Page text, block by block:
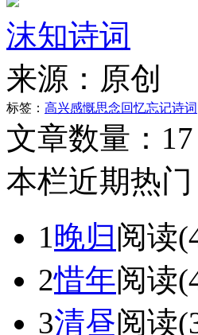
沫知诗词
来源： 原创
标签： 高兴感慨思念回忆忘记诗词
文章数量：
本栏近期热门
1晚归阅读
2惜年阅读
3清昼阅读